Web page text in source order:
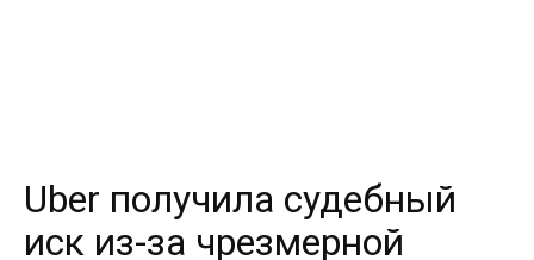
Uber получила судебный
иск из-за чрезмерной